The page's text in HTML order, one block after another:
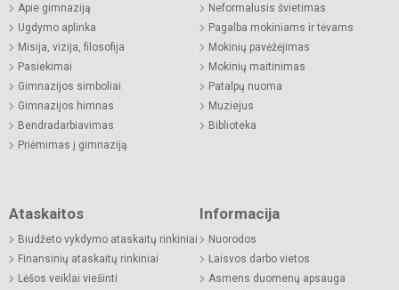
Apie gimnaziją
Ugdymo aplinka
Misija, vizija, filosofija
Pasiekimai
Gimnazijos simboliai
Gimnazijos himnas
Bendradarbiavimas
Priėmimas į gimnaziją
Neformalusis švietimas
Pagalba mokiniams ir tėvams
Mokinių pavėžėjimas
Mokinių maitinimas
Patalpų nuoma
Muziejus
Biblioteka
Ataskaitos
Biudžeto vykdymo ataskaitų rinkiniai
Finansinių ataskaitų rinkiniai
Lėšos veiklai viešinti
Informacija
Nuorodos
Laisvos darbo vietos
Asmens duomenų apsauga